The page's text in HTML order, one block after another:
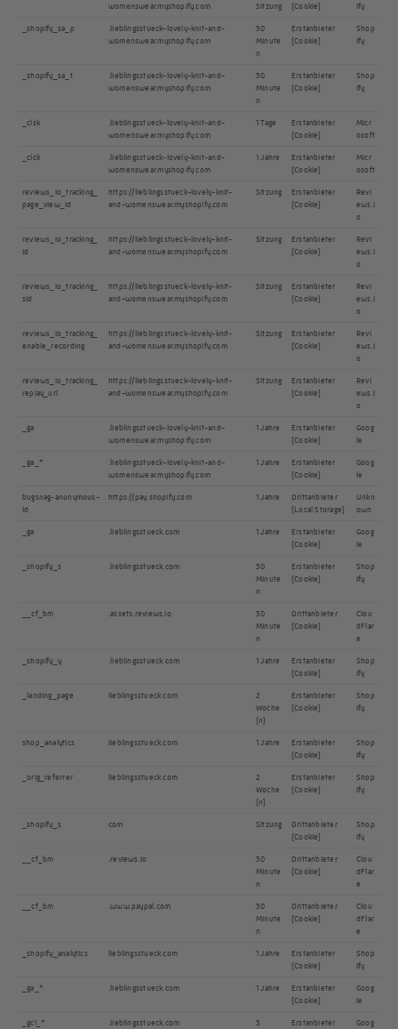
womenswear.myshopify.com Sitzung (Cookie) ify
_shopify_sa_p
.lieblingsstueck-lovely-knit-and-
womenswear.myshopify.com
30
Minute
n
Erstanbieter
(Cookie)
Shop
ify
_shopify_sa_t
.lieblingsstueck-lovely-knit-and-
womenswear.myshopify.com
30
Minute
n
Erstanbieter
(Cookie)
Shop
ify
_clsk
.lieblingsstueck-lovely-knit-and-
womenswear.myshopify.com
1 Tage
Erstanbieter
(Cookie)
Micr
osoft
_clck
.lieblingsstueck-lovely-knit-and-
womenswear.myshopify.com
1 Jahre
Erstanbieter
(Cookie)
Micr
osoft
reviews_io_tracking_
page_view_id
https://lieblingsstueck-lovely-knit-
and-womenswear.myshopify.com
Sitzung
Erstanbieter
(Cookie)
Revi
ews.i
o
reviews_io_tracking_
id
https://lieblingsstueck-lovely-knit-
and-womenswear.myshopify.com
Sitzung
Erstanbieter
(Cookie)
Revi
ews.i
o
reviews_io_tracking_
sid
https://lieblingsstueck-lovely-knit-
and-womenswear.myshopify.com
Sitzung
Erstanbieter
(Cookie)
Revi
ews.i
o
reviews_io_tracking_
enable_recording
https://lieblingsstueck-lovely-knit-
and-womenswear.myshopify.com
Sitzung
Erstanbieter
(Cookie)
Revi
ews.i
o
reviews_io_tracking_
replay_url
https://lieblingsstueck-lovely-knit-
and-womenswear.myshopify.com
Sitzung
Erstanbieter
(Cookie)
Revi
ews.i
o
_ga
.lieblingsstueck-lovely-knit-and-
womenswear.myshopify.com
1 Jahre
Erstanbieter
(Cookie)
Goog
le
_ga_*
.lieblingsstueck-lovely-knit-and-
womenswear.myshopify.com
1 Jahre
Erstanbieter
(Cookie)
Goog
le
bugsnag-anonymous-
id
https://pay.shopify.com 1 Jahre
Drittanbieter
(Local Storage)
Unkn
own
_ga .lieblingsstueck.com 1 Jahre
Erstanbieter
(Cookie)
Goog
le
_shopify_s .lieblingsstueck.com
30
Minute
n
Erstanbieter
(Cookie)
Shop
ify
__cf_bm .assets.reviews.io
30
Minute
n
Drittanbieter
(Cookie)
Clou
dFlar
e
_shopify_y .lieblingsstueck.com 1 Jahre
Erstanbieter
(Cookie)
Shop
ify
_landing_page lieblingsstueck.com
2
Woche
(n)
Erstanbieter
(Cookie)
Shop
ify
shop_analytics lieblingsstueck.com 1 Jahre
Erstanbieter
(Cookie)
Shop
ify
_orig_referrer lieblingsstueck.com
2
Woche
(n)
Erstanbieter
(Cookie)
Shop
ify
_shopify_s com Sitzung
Drittanbieter
(Cookie)
Shop
ify
__cf_bm .reviews.io
30
Minute
n
Drittanbieter
(Cookie)
Clou
dFlar
e
__cf_bm .www.paypal.com
30
Minute
n
Drittanbieter
(Cookie)
Clou
dFlar
e
_shopify_analytics lieblingsstueck.com 1 Jahre
Erstanbieter
(Cookie)
Shop
ify
_ga_* .lieblingsstueck.com 1 Jahre
Erstanbieter
(Cookie)
Goog
le
_gcl_* .lieblingsstueck.com
3
Erstanbieter
Goog